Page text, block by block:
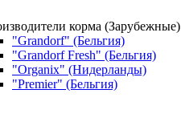
корма (Зарубежные)
"Grandorf" (Бельгия)
"Grandorf Fresh" (Бельгия)
"Organix" (Нидерланды)
"Premier" (Бельгия)